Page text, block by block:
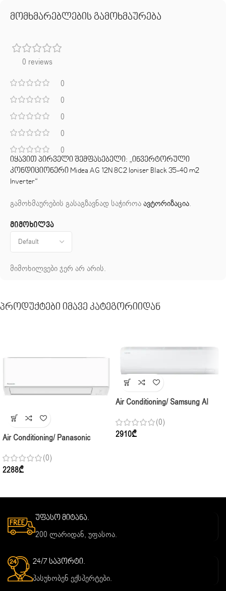
მომხმარებლების გამოხმაურება
0 reviews
0
0
0
0
0
მიმოხილვა
მიმოხილვები ჯერ არ არის.
იყავით პირველი შემფასებელი: „ინვერტორული
კონდიციონერი Midea AG 12N 8C2 Ioniser Black 35-40 m2
Inverter“
გამოხმაურების გასაგზავნად საჭიროაავტორიზაცია.
Პროდუქტები Იმავე Კატეგორიიდან
Air Conditioning/ Panasonic
TZ35CKEW INDOOR ( 35-40m2 )
R32, White
(0)
2288₾
Air Conditioning/ Samsung AI
Indoor,(70-80m2) White
(0)
2910₾
უფასო მიტანა.
200 ლარიდან, უფასოა.
24/7 საპორტი.
პასუხობენ ექსპერტები.